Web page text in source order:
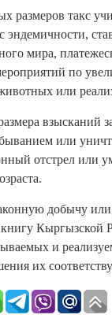
размеров такс
эндемичности,
мира,
по
или
или
отстрел или
добычу
Кыргызской
и
их